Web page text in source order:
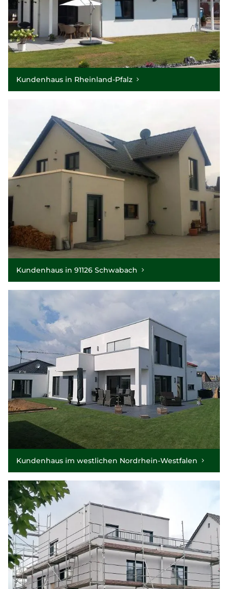
Kundenhaus in Rheinland-Pfalz
Kundenhaus in 91126 Schwabach
Kundenhaus im westlichen Nordrhein-Westfalen